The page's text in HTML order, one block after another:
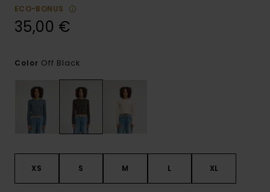
ECO-BONUS
35,00 €
Color Off Black
XS S M L XL